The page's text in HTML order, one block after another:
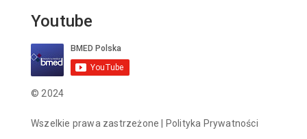
Youtube
© 2024
Wszelkie prawa zastrzeżone | Polityka Prywatności